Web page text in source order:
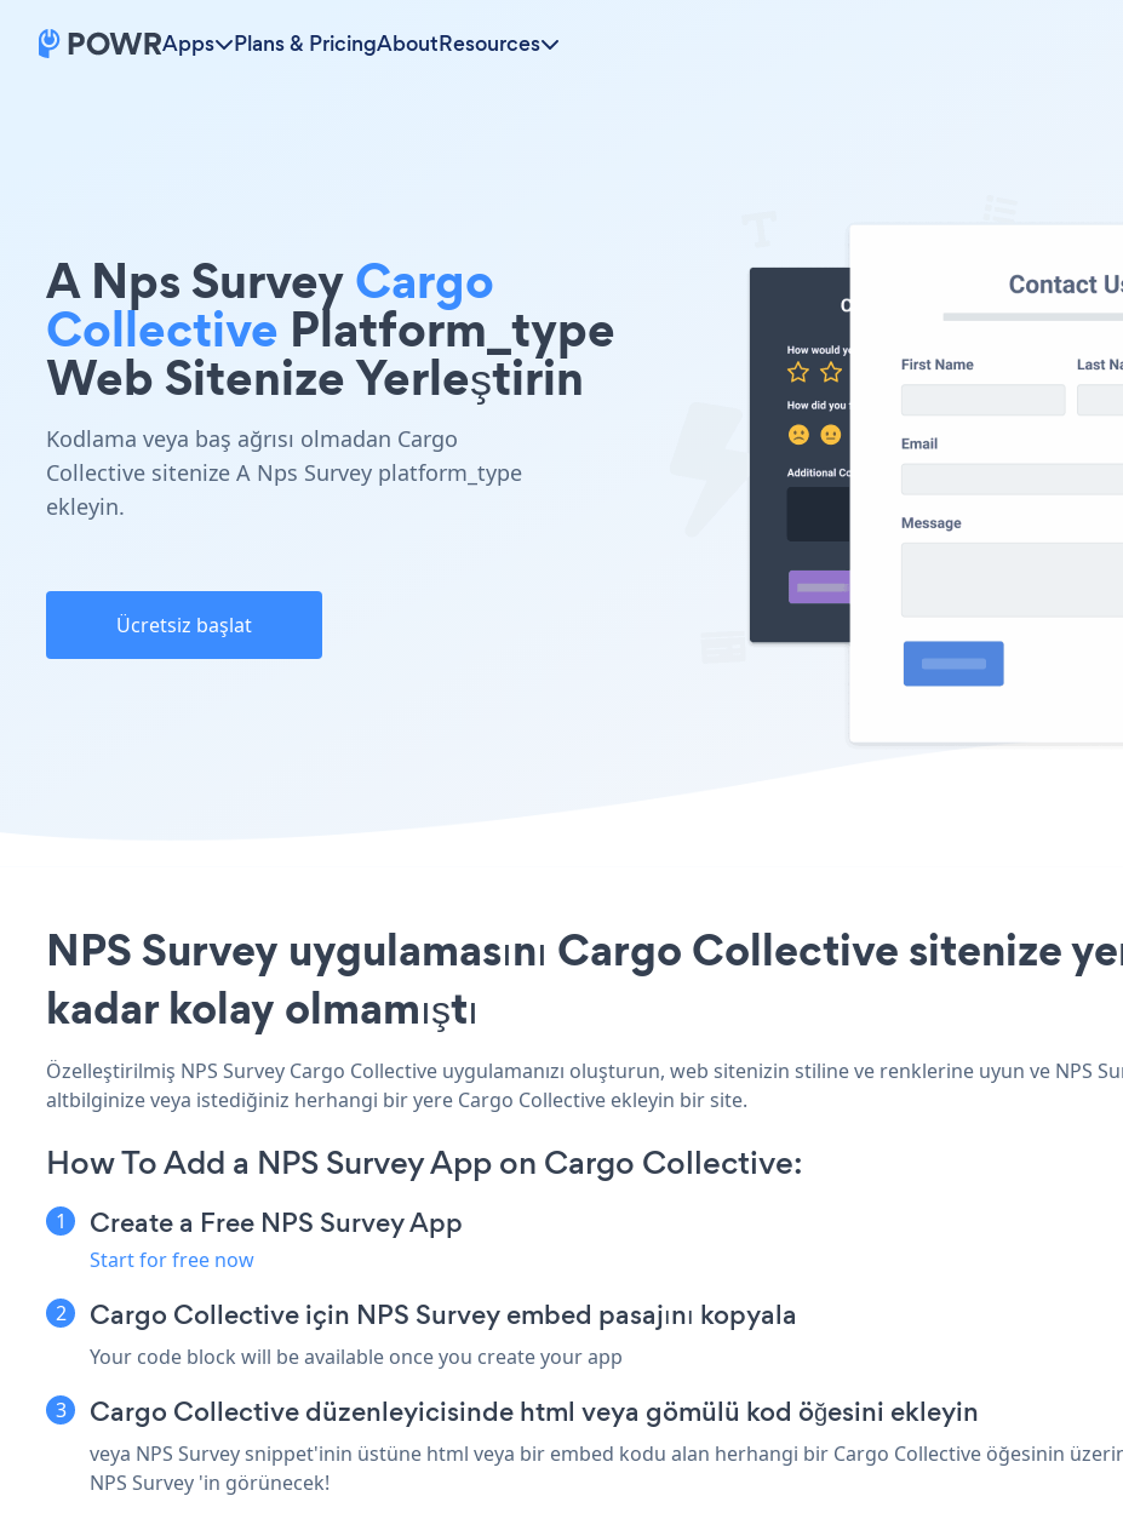
Apps Plans & PricingAboutResources
A Nps SurveyCargo
Collective Platform_type
Web Sitenize Yerleştirin
Kodlama veya baş ağrısı olmadan Cargo
Collective sitenize A Nps Survey platform_type
ekleyin.
Ücretsiz başlat
NPS Survey uygulamasını Cargo Collective sitenize
kadar kolay olmamıştı
Özelleştirilmiş NPS Survey Cargo Collective uygulamanızı oluşturun, web sitenizin stiline ve renklerine uyun ve NPS
altbilginize veya istediğiniz herhangi bir yere Cargo Collective ekleyin bir site.
How To Add a NPS Survey App on Cargo Collective:
Create a Free NPS Survey App
Start for free now
Cargo Collective için NPS Survey embed pasajını kopyala
Your code block will be available once you create your app
Cargo Collective düzenleyicisinde html veya gömülü kod öğesini ekleyin
veya NPS Survey snippet'inin üstüne html veya bir embed kodu alan herhangi bir Cargo Collective öğesinin
NPS Survey 'in görünecek!